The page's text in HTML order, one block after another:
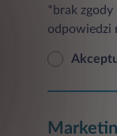
ust.
2.3
*brak zgody
odpowiedzi